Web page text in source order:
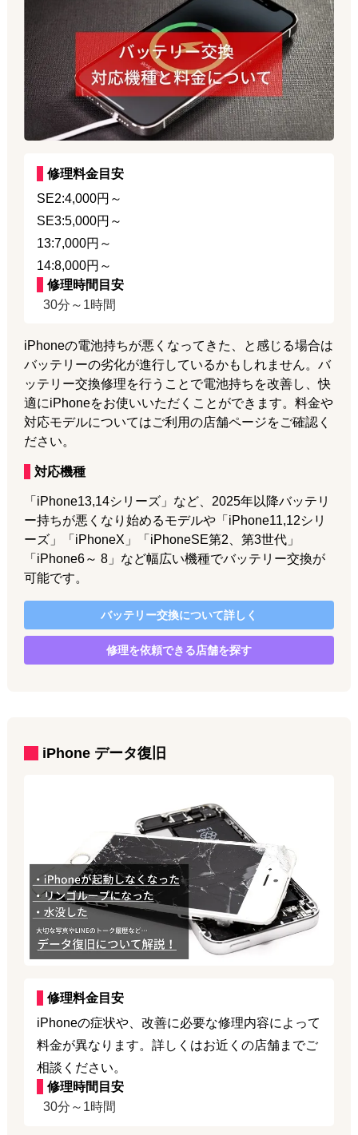
修理料金目安
SE2:4,000円～
SE3:5,000円～
13:7,000円～
14:8,000円～
修理時間目安
30分～1時間
iPhoneの電池持ちが悪くなってきた、と感じる場合は
バッテリーの劣化が進行しているかもしれません。バ
ッテリー交換修理を行うことで電池持ちを改善し、快
適にiPhoneをお使いいただくことができます。料金や
対応モデルについてはご利用の店舗ページをご確認く
ださい。
対応機種
「iPhone13,14シリーズ」など、2025年以降バッテリ
ー持ちが悪くなり始めるモデルや「iPhone11,12シリ
ーズ」「iPhoneX」「iPhoneSE第2、第3世代」
「iPhone6～ 8」など幅広い機種でバッテリー交換が
可能です。
バッテリー交換について詳しく
修理を依頼できる店舗を探す
iPhone データ復旧
修理料金目安
iPhoneの症状や、改善に必要な修理内容によって
料金が異なります。詳しくはお近くの店舗までご
相談ください。
修理時間目安
30分～1時間